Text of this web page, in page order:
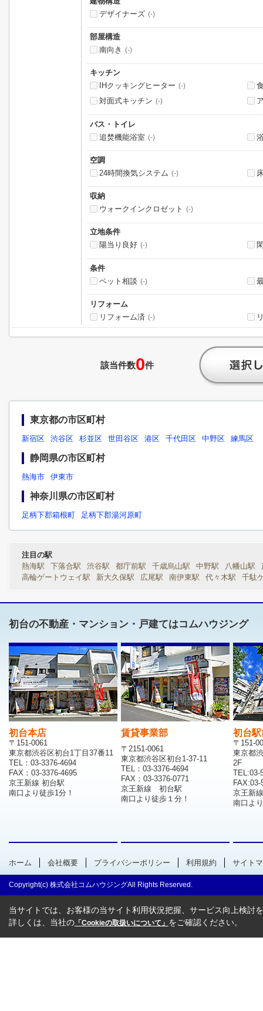
デザイナーズ (-)
部屋構造
南向き
(-)
キッチン
IHクッキングヒーター (-)
対面式キッチン (-)
バス・トイレ
追焚機能浴室 (-)
空調
24時間換気システム (-)
収納
ウォークインクロゼット
(-)
立地条件
陽当り良好 (-)
条件
ペット相談 (-)
リフォーム
リフォーム済 (-)
該当件数0件
東京都の市区町村
新宿区 渋谷区 杉並区 世田谷区 港区 千代田区 中野区 練馬区
静岡県の市区町村
熱海市 伊東市
神奈川県の市区町村
足柄下郡箱根町 足柄下郡湯河原町
注目の駅
熱海駅
下落合駅 渋谷駅 都庁前駅 千歳烏山駅 中野駅 八幡山駅
高輪ゲートウェイ駅
新大久保駅 広尾駅 南伊東駅 代々木駅 千駄
初台の不動産・マンション・戸建てはコムハウジング
初台本店
〒151-0061
東京都渋谷区初台1丁目37番11
TEL：03-3376-4694
FAX：03-3376-4695
京王新線 初台駅
南口より徒歩1分！
賃貸事業部
〒2151-0061
東京都渋谷区初台1-37-11
TEL：03-3376-4694
FAX：03-3376-0771
京王新線 初台駅
南口より徒歩１分！
初台
〒151-
東京都
2F
TEL:03-
FAX:03-
京王新
南口よ
ホーム 会社概要 プライバシーポリシー 利用規約 サイト
Copyright(c) 株式会社コムハウジングAll Rights Reserved.
当サイトでは、お客様の当サイト利用状況把握、サービス向上検討
詳しくは、当社の 「Cookieの取扱いについて」 をご確認ください。